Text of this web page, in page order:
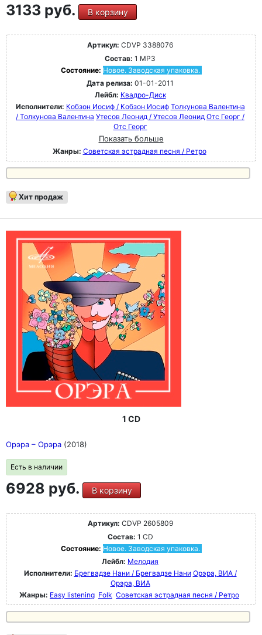
3133 руб. В корзину
Артикул: CDVP 3388076
Состав: 1 MP3
Состояние: Новое. Заводская упаковка.
Дата релиза: 01-01-2011
Лейбл: Квадро-Диск
Исполнители: Кобзон Иосиф / Кобзон Иосиф Толкунова Валентина
/ Толкунова Валентина Утесов Леонид / Утесов Леонид Отс Георг /
Отс Георг
Показать больше
Жанры: Советская эстрадная песня / Ретро
Хит продаж
1 CD
Орэра ‎– Орэра (2018)
Есть в наличии
6928 руб. В корзину
Артикул: CDVP 2605809
Состав: 1 CD
Состояние: Новое. Заводская упаковка.
Лейбл: Мелодия
Исполнители: Брегвадзе Нани / Брегвадзе Нани Орэра, ВИА /
Орэра, ВИА
Жанры: Easy listening Folk Советская эстрадная песня / Ретро